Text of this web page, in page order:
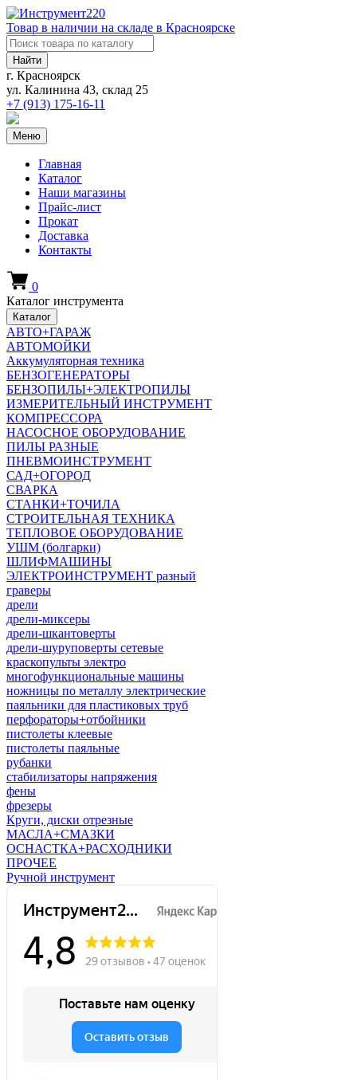
Товар в наличии на складе в Красноярске
Найти
г. Красноярск
ул. Калинина 43, склад 25
+7 (913) 175-16-11
Меню
Главная
Каталог
Наши магазины
Прайс-лист
Прокат
Доставка
Контакты
0
Каталог инструмента
Каталог
АВТО+ГАРАЖ
АВТОМОЙКИ
Аккумуляторная техника
БЕНЗОГЕНЕРАТОРЫ
БЕНЗОПИЛЫ+ЭЛЕКТРОПИЛЫ
ИЗМЕРИТЕЛЬНЫЙ ИНСТРУМЕНТ
КОМПРЕССОРА
НАСОСНОЕ ОБОРУДОВАНИЕ
ПИЛЫ РАЗНЫЕ
ПНЕВМОИНСТРУМЕНТ
САД+ОГОРОД
СВАРКА
СТАНКИ+ТОЧИЛА
СТРОИТЕЛЬНАЯ ТЕХНИКА
ТЕПЛОВОЕ ОБОРУДОВАНИЕ
УШМ (болгарки)
ШЛИФМАШИНЫ
ЭЛЕКТРОИНСТРУМЕНТ разный
граверы
дрели
дрели-миксеры
дрели-шкантоверты
дрели-шуруповерты сетевые
краскопульты электро
многофункциональные машины
ножницы по металлу электрические
паяльники для пластиковых труб
перфораторы+отбойники
пистолеты клеевые
пистолеты паяльные
рубанки
стабилизаторы напряжения
фены
фрезеры
Круги, диски отрезные
МАСЛА+СМАЗКИ
ОСНАСТКА+РАСХОДНИКИ
ПРОЧЕЕ
Ручной инструмент